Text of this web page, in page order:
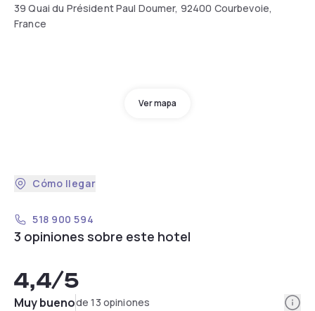
39 Quai du Président Paul Doumer, 92400 Courbevoie,
France
Ver mapa
Cómo llegar
518 900 594
3 opiniones sobre este hotel
4,4/5
Muy buenode 13 opiniones